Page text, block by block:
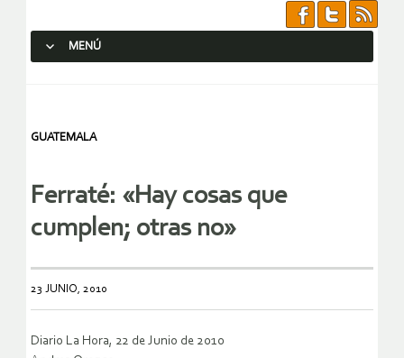
MENÚ
GUATEMALA
Ferraté: «Hay cosas que
cumplen; otras no»
23 JUNIO, 2010
Diario La Hora, 22 de Junio de 2010